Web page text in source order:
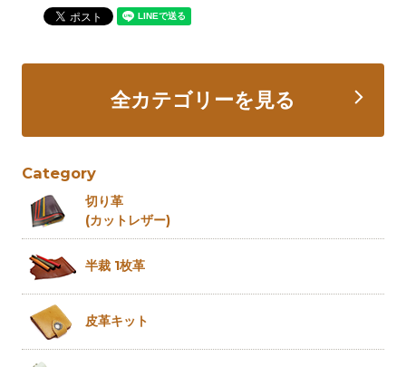
全カテゴリーを見る
Category
切り革
(カットレザー)
半裁 1枚革
皮革キット